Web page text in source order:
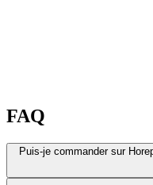
FAQ
Puis-je commander sur